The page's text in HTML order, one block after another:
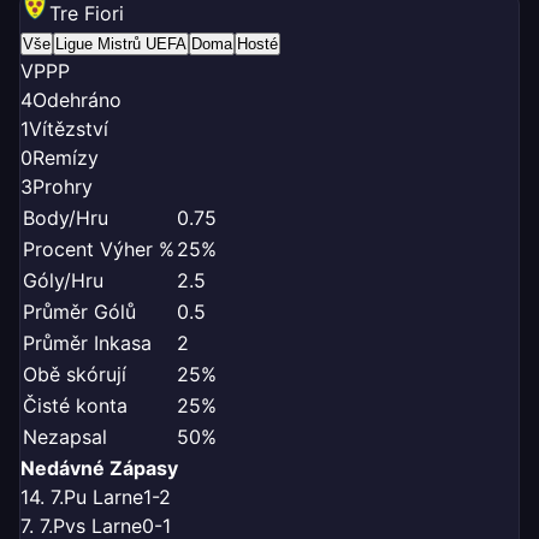
Tre Fiori
Vše Ligue Mistrů UEFA Doma Hosté
VPPP
4Odehráno
1Vítězství
0Remízy
3Prohry
Body/Hru
0.75
Procent Výher % 25%
Góly/Hru
2.5
Průměr Gólů
0.5
Průměr Inkasa
2
Obě skórují
25%
Čisté konta
25%
Nezapsal
50%
Nedávné Zápasy
14. 7.Pu Larne1-2
7. 7.Pvs Larne0-1